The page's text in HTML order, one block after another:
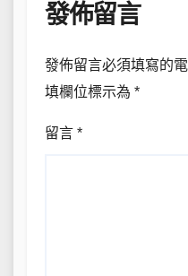
發佈留言
發佈留言必須填寫的
填欄位標示為 *
留言 *